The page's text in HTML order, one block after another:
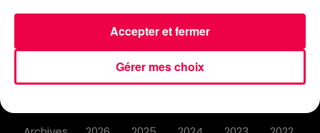
NOUS CONTACTER
Gérer mes choix
Accepter et fermer